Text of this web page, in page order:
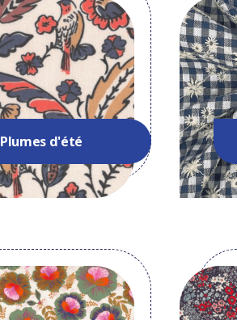
Plumes d'été